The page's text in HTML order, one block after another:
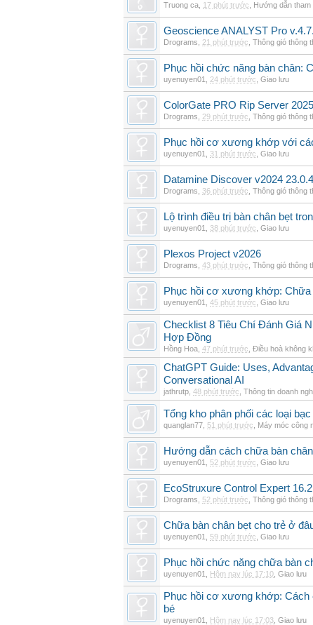
Truong ca 17 phút trước Hướng dẫn tham
Geoscience ANALYST Pro
Drograms 21 phút trước Thông gió thông
Phục hồi chức năng bàn chân:
uyenuyen01 24 phút trước Giao lưu
ColorGate PRO Rip Server 2025
Drograms 29 phút trước Thông gió thông
Phục hồi cơ xương khớp với
uyenuyen01 31 phút trước Giao lưu
Datamine Discover v2024
Drograms 36 phút trước Thông gió thông
Lộ trình điều trị bàn chân bẹt
uyenuyen01 38 phút trước Giao lưu
Plexos Project v2026
Drograms 43 phút trước Thông gió thông
Phục hồi cơ xương khớp: Chữa
uyenuyen01 45 phút trước Giao lưu
Checklist 8 Tiêu Chí Đánh Giá
Hợp Đồng
Hồng Hoa 47 phút trước Điều hoà không
ChatGPT Guide: Uses,
Conversational AI
jathrutp 48 phút trước Thông tin doanh
Tổng kho phân phối các loại
quanglan77 51 phút trước Máy móc công
Hướng dẫn cách chữa bàn
uyenuyen01 52 phút trước Giao lưu
EcoStruxure Control Expert
Drograms 52 phút trước Thông gió thông
Chữa bàn chân bẹt cho trẻ ở
uyenuyen01 59 phút trước Giao lưu
Phục hồi chức năng chữa bàn
uyenuyen01 Hôm nay lúc 17:10 Giao lưu
Phục hồi cơ xương khớp: Cách
bé
uyenuyen01 Hôm nay lúc 17:03 Giao lưu